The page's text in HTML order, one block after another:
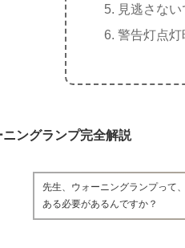
見逃さな
警告灯点
ングランプ完全解説
先生、ウォーニングランプって
ある必要があるんですか？